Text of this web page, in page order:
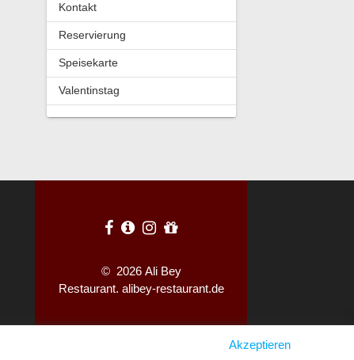
Kontakt
Reservierung
Speisekarte
Valentinstag
© 2026 Ali Bey
Restaurant. alibey-restaurant.de
Akzeptieren